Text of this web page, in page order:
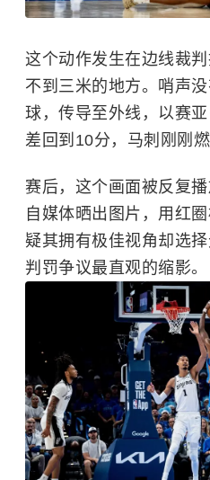
这个动作发生在边线裁
不到三米的地方。哨声
球，传导至外线，以赛
差回到10分，马刺刚刚
赛后，这个画面被反复
自媒体晒出图片，用红
疑其拥有极佳视角却选
判罚争议最直观的缩影。